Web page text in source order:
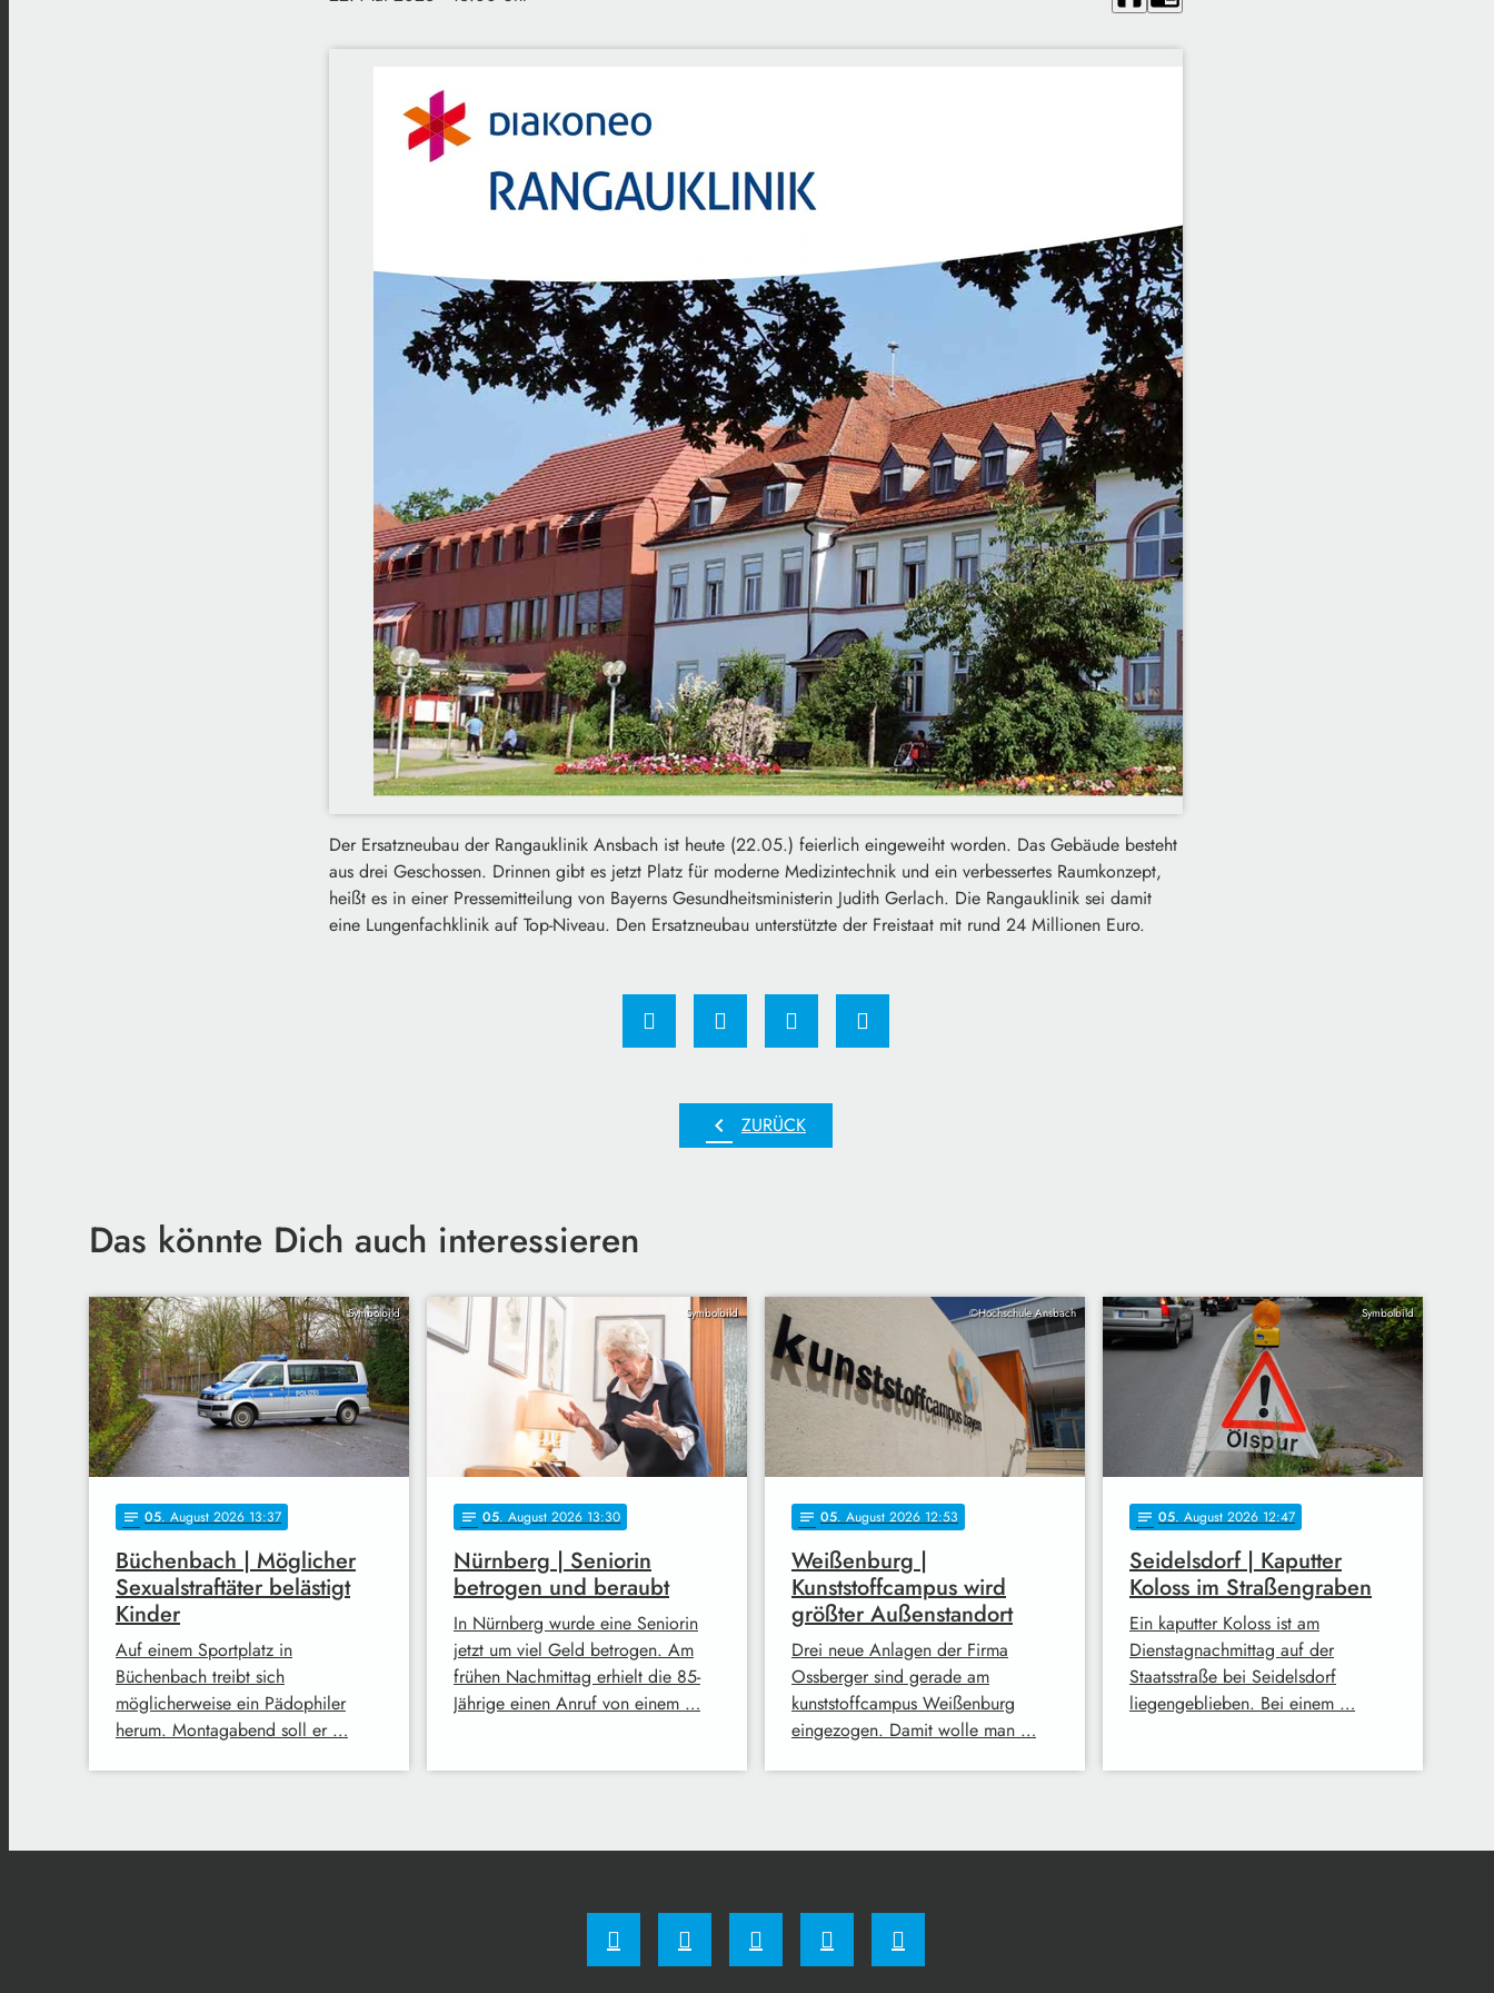
Der Ersatzneubau der Rangauklinik Ansbach ist heute (22.05.) feierlich eingeweiht worden. Das Gebäude besteht
aus drei Geschossen. Drinnen gibt es jetzt Platz für moderne Medizintechnik und ein verbessertes Raumkonzept,
heißt es in einer Pressemitteilung von Bayerns Gesundheitsministerin Judith Gerlach. Die Rangauklinik sei damit
eine Lungenfachklinik auf Top-Niveau. Den Ersatzneubau unterstützte der Freistaat mit rund 24 Millionen Euro.
chevron_left ZURÜCK
Das könnte Dich auch interessieren
Symbolbild
notes 05. August 2026 13:37
Büchenbach | Möglicher
Sexualstraftäter belästigt
Kinder
Auf einem Sportplatz in
Büchenbach treibt sich
möglicherweise ein Pädophiler
herum. Montagabend soll er …
Symbolbild
notes 05. August 2026 13:30
Nürnberg | Seniorin
betrogen und beraubt
In Nürnberg wurde eine Seniorin
jetzt um viel Geld betrogen. Am
frühen Nachmittag erhielt die 85-
Jährige einen Anruf von einem …
©Hochschule Ansbach
notes 05. August 2026 12:53
Weißenburg |
Kunststoffcampus wird
größter Außenstandort
Drei neue Anlagen der Firma
Ossberger sind gerade am
kunststoffcampus Weißenburg
eingezogen. Damit wolle man …
Symbolbild
notes 05. August 2026 12:47
Seidelsdorf | Kaputter
Koloss im Straßengraben
Ein kaputter Koloss ist am
Dienstagnachmittag auf der
Staatsstraße bei Seidelsdorf
liegengeblieben. Bei einem …